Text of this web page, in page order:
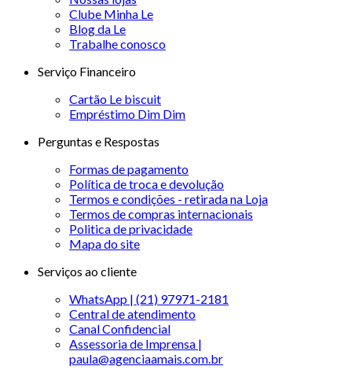
Clube Minha Le
Blog da Le
Trabalhe conosco
Serviço Financeiro
Cartão Le biscuit
Empréstimo Dim Dim
Perguntas e Respostas
Formas de pagamento
Política de troca e devolução
Termos e condições - retirada na Loja
Termos de compras internacionais
Politica de privacidade
Mapa do site
Serviços ao cliente
WhatsApp | (21) 97971-2181
Central de atendimento
Canal Confidencial
Assessoria de Imprensa |
paula@agenciaamais.com.br